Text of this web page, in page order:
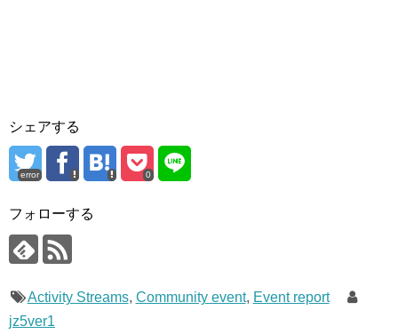
シェアする
error 0
フォローする
Activity Streams, Community event, Event report
jz5ver1